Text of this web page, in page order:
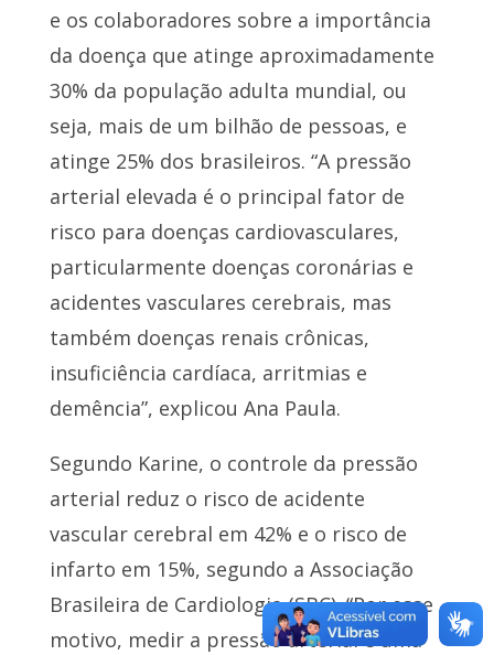
e os colaboradores sobre a importância
da doença que atinge aproximadamente
30% da população adulta mundial, ou
seja, mais de um bilhão de pessoas, e
atinge 25% dos brasileiros. “A pressão
arterial elevada é o principal fator de
risco para doenças cardiovasculares,
particularmente doenças coronárias e
acidentes vasculares cerebrais, mas
também doenças renais crônicas,
insuficiência cardíaca, arritmias e
demência”, explicou Ana Paula.
Segundo Karine, o controle da pressão
arterial reduz o risco de acidente
vascular cerebral em 42% e o risco de
infarto em 15%, segundo a Associação
Brasileira de Cardiologia (SBC). “Por esse
motivo, medir a pressão arterial é uma